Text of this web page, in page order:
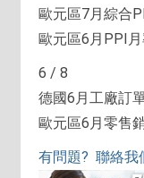
歐元區7月綜合
歐元區6月PPI
6 / 8
德國6月工廠訂
歐元區6月零售
有問題? 聯絡我